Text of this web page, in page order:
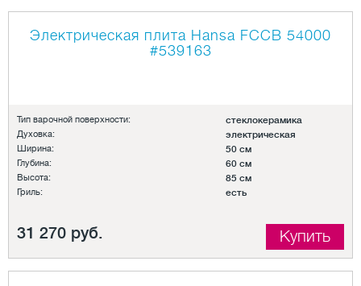
Электрическая плита Hansa FCCB 54000
#539163
Тип варочной поверхности: стеклокерамика
Духовка: электрическая
Ширина: 50 см
Глубина: 60 см
Высота: 85 см
Гриль: есть
31 270 руб. Купить